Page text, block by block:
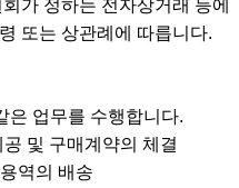
가 정하는 전자상거래 등에
또는 상관례에 따릅니다.
은 업무를 수행합니다.
및 구매계약의 체결
역의 배송